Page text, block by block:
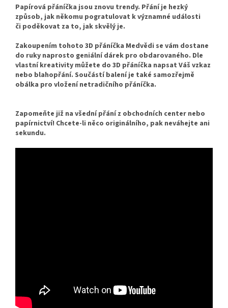
Papírová přáníčka jsou znovu trendy. Přání je hezký
způsob, jak někomu pogratulovat k významné události
či poděkovat za to, jak skvělý je.
Zakoupením tohoto 3D přáníčka Medvědi se vám dostane
do ruky naprosto geniální dárek pro obdarovaného. Dle
vlastní kreativity můžete do 3D přáníčka napsat Váš vzkaz
nebo blahopřání. Součástí balení je také samozřejmě
obálka pro vložení netradičního přáníčka.
Zapomeňte již na všední přání z obchodních center nebo
papírnictví! Chcete-li něco originálního, pak neváhejte ani
sekundu.